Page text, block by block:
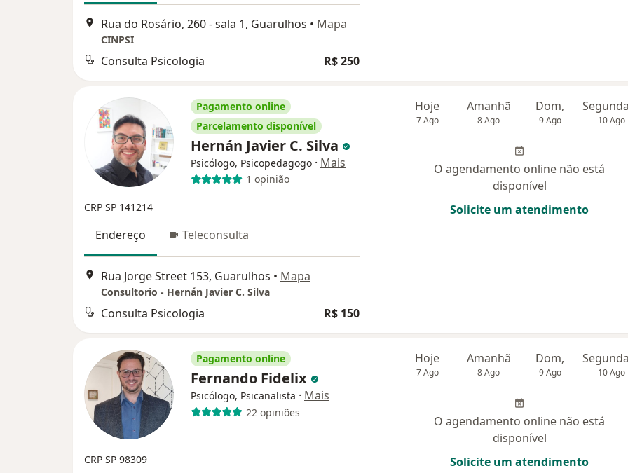
Rua do Rosário, 260 - sala 1, Guarulhos • Mapa
CINPSI
Consulta Psicologia R$ 250
Pagamento online
Parcelamento disponível
Hernán Javier C. Silva
Psicólogo, Psicopedagogo · Mais
1 opinião
CRP SP 141214
Endereço Teleconsulta
Rua Jorge Street 153, Guarulhos • Mapa
Consultorio - Hernán Javier C. Silva
Consulta Psicologia R$ 150
Hoje
7 Ago
Amanhã
8 Ago
Dom,
9 Ago 10 Ago
O agendamento online não está
disponível
Solicite um atendimento
Pagamento online
Fernando Fidelix
Psicólogo, Psicanalista · Mais
22 opiniões
CRP SP 98309
Hoje
7 Ago
Amanhã
8 Ago
Dom,
9 Ago 10 Ago
O agendamento online não está
disponível
Solicite um atendimento